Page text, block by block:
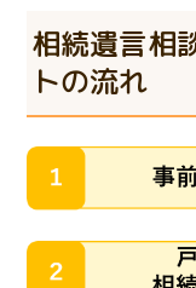
相続遺言相
トの流れ